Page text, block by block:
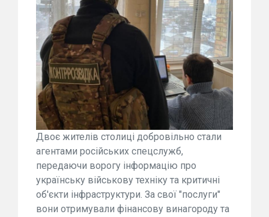
Двоє жителів столиці добровільно стали
агентами російських спецслужб,
передаючи ворогу інформацію про
українську військову техніку та критичні
об'єкти інфраструктури. За свої "послуги"
вони отримували фінансову винагороду та